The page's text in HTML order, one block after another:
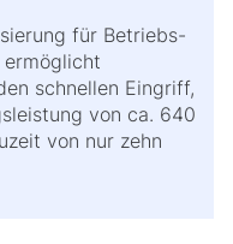
für Betriebs-
ermöglicht
schnellen Eingriff,
von ca. 640
von nur zehn